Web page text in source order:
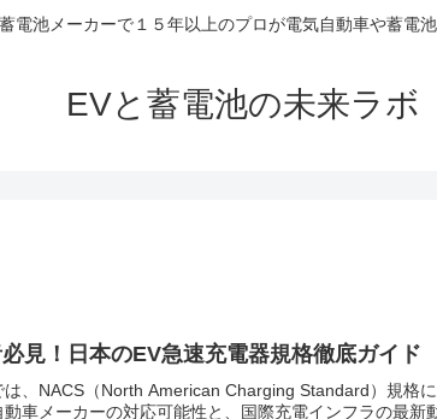
電池メーカーで１５年以上のプロが電気自動車や蓄電
EVと蓄電池の未来ラボ
見！日本のEV急速充電器規格徹底ガイド
は、NACS（North American Charging Standard）規格
動車メーカーの対応可能性と、国際充電インフラの最新